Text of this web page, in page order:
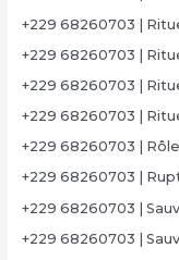
+229 68260703 |
+229 68260703 |
+229 68260703 |
+229 68260703 |
+229 68260703 |
+229 68260703 |
+229 68260703 |
+229 68260703 |